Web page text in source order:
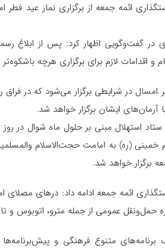
ائمه جمعه از برگزاری نماز عید فطر
در گفت‌وگویی اظهار کرد: پس از ابلاغ
و اقدامات لازم برای برگزاری هرچه
امسال در شرایطی برگزار می‌شود که در
آرمان‌های ایشان برگزار خواهد شد.
ستاد استهلال مبنی بر حلول ماه شوال در
خمینی (ره) به امامت حجت‌الاسلام
برگزار خواهد شد.
حمل‌ونقل عمومی از جمله مترو، اتوبوس
متنوع فرهنگی و پیش‌برنامه‌ها